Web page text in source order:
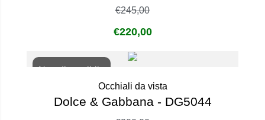
€245,00
€220,00
Non disponibile
Occhiali da vista
Dolce & Gabbana - DG5044